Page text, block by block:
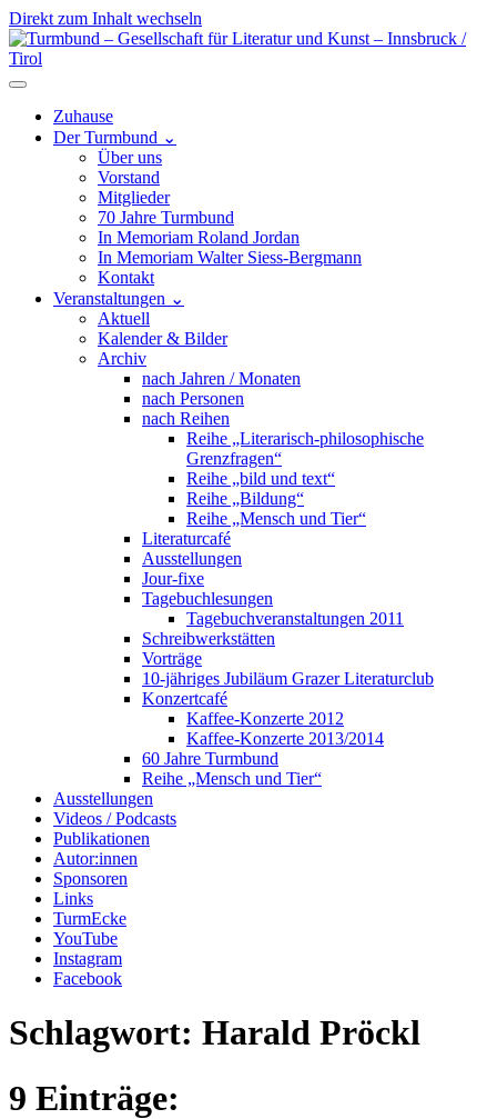
Direkt zum Inhalt wechseln
Hauptnavigation
Zuhause
Der Turmbund ⌄
Über uns
Vorstand
Mitglieder
70 Jahre Turmbund
In Memoriam Roland Jordan
In Memoriam Walter Siess-Bergmann
Kontakt
Veranstaltungen ⌄
Aktuell
Kalender & Bilder
Archiv
nach Jahren / Monaten
nach Personen
nach Reihen
Reihe „Literarisch-philosophische
Grenzfragen“
Reihe „bild und text“
Reihe „Bildung“
Reihe „Mensch und Tier“
Literaturcafé
Ausstellungen
Jour-fixe
Tagebuchlesungen
Tagebuchveranstaltungen 2011
Schreibwerkstätten
Vorträge
10-jähriges Jubiläum Grazer Literaturclub
Konzertcafé
Kaffee-Konzerte 2012
Kaffee-Konzerte 2013/2014
60 Jahre Turmbund
Reihe „Mensch und Tier“
Ausstellungen
Videos / Podcasts
Publikationen
Autor:innen
Sponsoren
Links
TurmEcke
YouTube
Instagram
Facebook
Schlagwort: Harald Pröckl
9 Einträge: